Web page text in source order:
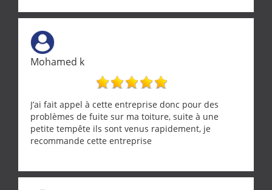
Une équipe sérieuse, réactive et compétente. C'est
vraiment rassurant de pouvoir compter sur des
artisans aussi professionnels. Merci encore !
Mohamed k
J’ai fait appel à cette entreprise donc pour des
problèmes de fuite sur ma toiture, suite à une
petite tempête ils sont venus rapidement, je
recommande cette entreprise